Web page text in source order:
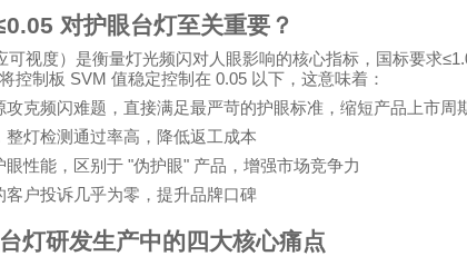
对护眼台灯至关重要？
可视度）是衡量灯光频闪对人眼影响的核心指标，国标要求
控制板 SVM 值稳定控制在 0.05 以下，这意味着：
攻克频闪难题，直接满足最严苛的护眼标准，缩短产品上市周
整灯检测通过率高，降低返工成本
眼性能，区别于 "伪护眼" 产品，增强市场竞争力
客户投诉几乎为零，提升品牌口碑
灯研发生产中的四大核心痛点